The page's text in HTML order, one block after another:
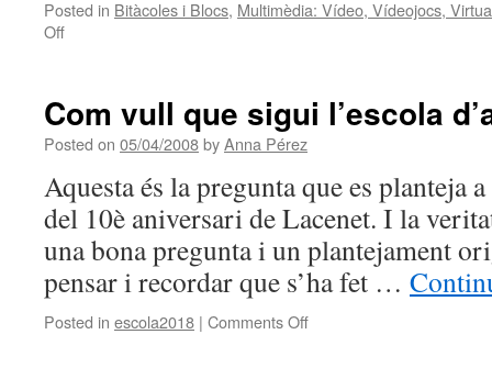
Posted in Bitàcoles i Blocs, Multimèdia: Vídeo, Vídeojocs,
Offon
Ajuda
Com vull que sigui l’escola
Posted on 05/04/2008byAnna Pérez
Aquesta és la pregunta que es planteja
del 10è aniversari de Lacenet. I la
una bona pregunta i un plantejament
pensar i recordar que s’ha fet …
Posted in escola2018 | Comments Offon